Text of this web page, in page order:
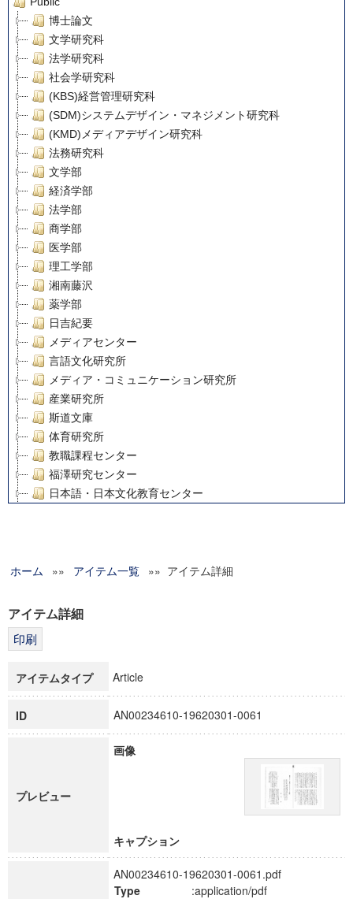
博士論文
文学研究科
法学研究科
社会学研究科
(KBS)経営管理研究科
(SDM)システムデザイン・マネジメント研究科
(KMD)メディアデザイン研究科
法務研究科
文学部
経済学部
法学部
商学部
医学部
理工学部
湘南藤沢
薬学部
日吉紀要
メディアセンター
言語文化研究所
メディア・コミュニケーション研究所
産業研究所
斯道文庫
体育研究所
教職課程センター
福澤研究センター
日本語・日本文化教育センター
グローバルリサーチインスティテュート
科学研究費補助金研究成果報告書
博士課程教育リーディングプログラム「超成熟社会発展のサ
ホーム »» アイテム一覧 »» アイテム詳細
アイテム詳細
アイテムタイプ Article
ID AN00234610-19620301-0061
プレビュー
画像
キャプション
AN00234610-19620301-0061.pdf
Type
:application/pdf